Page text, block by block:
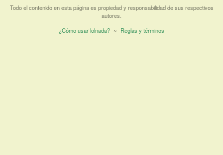
Todo el contenido en esta página es propiedad y responsabilidad de sus respectivos
autores.
¿Cómo usar lolnada? ~ Reglas y términos